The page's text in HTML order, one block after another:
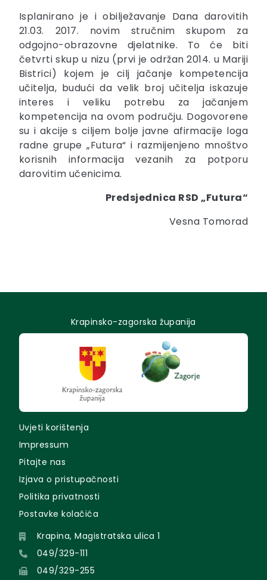
Isplanirano je i obilježavanje Dana darovitih
21.03. 2017. novim stručnim skupom za
odgojno-obrazovne djelatnike. To će biti
četvrti skup u nizu (prvi je održan 2014. u Mariji
Bistrici) kojem je cilj jačanje kompetencija
učitelja, budući da velik broj učitelja iskazuje
interes i veliku potrebu za jačanjem
kompetencija na ovom području. Dogovorene
su i akcije s ciljem bolje javne afirmacije loga
radne grupe „Futura“ i razmijenjeno mnoštvo
korisnih informacija vezanih za potporu
darovitim učenicima.
Predsjednica RSD „Futura“
Vesna Tomorad
Krapinsko-zagorska županija
Uvjeti korištenja
Impressum
Pitajte nas
Izjava o pristupačnosti
Politika privatnosti
Postavke kolačića
Krapina, Magistratska ulica 1
049/329-111
049/329-255